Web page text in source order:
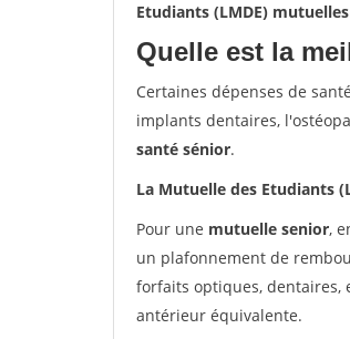
Etudiants (LMDE) mutuelles
Quelle est la
Certaines dépenses de
implants dentaires,
santé sénior.
La Mutuelle des Etudiants
Pour une mutuelle senior,
un plafonnement de
forfaits optiques, dentaires,
antérieur équivalente.